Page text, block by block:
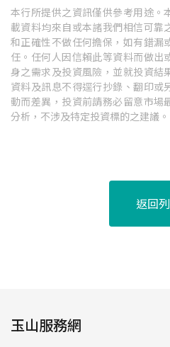
本行所提供之資訊僅供參考用途。
載資料均來自或本諸我們相信可靠
和正確性不做任何擔保，如有錯漏
任。任何人因信賴此等資料而做出
身之需求及投資風險，並就投資結
資料及訊息不得逕行抄錄、翻印或
動而差異，投資前請務必留意市場
分析，不涉及特定投資標的之建議。
返回
玉山服務網